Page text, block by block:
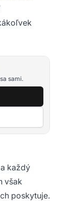
sami.
každý
však
poskytuje.